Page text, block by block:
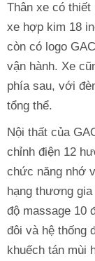
Thân xe có
xe hợp kim 18
còn có logo
vận hành. Xe
phía sau, với
tổng thể.
Nội thất của
chỉnh điện 12
chức năng nhớ
hạng thương
độ massage 10
đôi và hệ thống
khuếch tán mùi